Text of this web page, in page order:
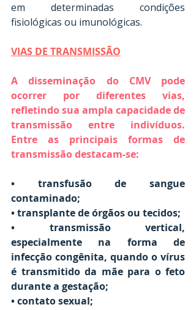
em determinadas condições
fisiológicas ou imunológicas.
VIAS DE TRANSMISSÃO
A disseminação do CMV pode
ocorrer por diferentes vias,
refletindo sua ampla capacidade de
transmissão entre indivíduos.
Entre as principais formas de
transmissão destacam-se:
• transfusão de sangue
contaminado;
• transplante de órgãos ou tecidos;
• transmissão vertical,
especialmente na forma de
infecção congênita, quando o vírus
é transmitido da mãe para o feto
durante a gestação;
• contato sexual;